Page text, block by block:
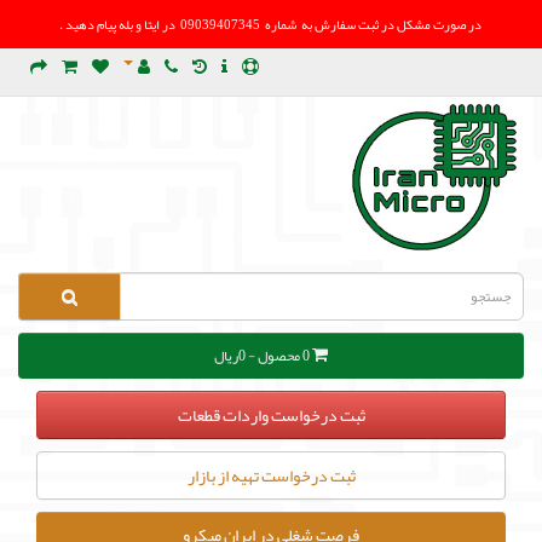
در صورت مشکل درثبت سفارش به شماره 09039407345 در ایتا و بله پیام دهید .
0 محصول - 0ریال
ثبت درخواست واردات قطعات
ثبت درخواست تهیه از بازار
فرصت شغلی در ایران میکرو